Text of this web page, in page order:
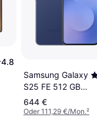
4.8
Samsung Galaxy
S25 FE 512 GB
Dark Blue
644 €
Oder 111,29 €/Mon.²